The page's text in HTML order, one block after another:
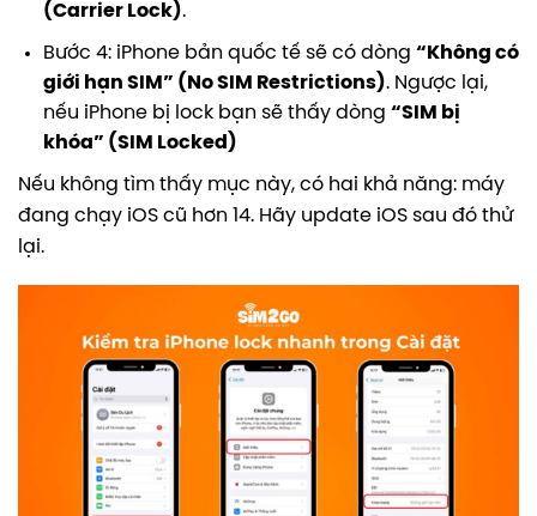
(Carrier Lock).
Bước 4: iPhone bản quốc tế sẽ có dòng “Không có
giới hạn SIM” (No SIM Restrictions). Ngược lại,
nếu iPhone bị lock bạn sẽ thấy dòng “SIM bị
khóa” (SIM Locked)
Nếu không tìm thấy mục này, có hai khả năng: máy
đang chạy iOS cũ hơn 14. Hãy update iOS sau đó thử
lại.